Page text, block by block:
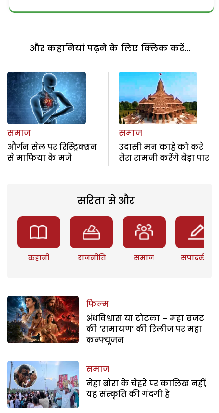
और कहानियां पढ़ने के लिए क्लिक करें...
समाज
और्गन सेल पर रिस्ट्रिक्शन
से माफिया के मजे
समाज
उदासी मन काहे को करे
तेरा रामजी करेंगे बेड़ा पार
सरिता से और
कहानी राजनीति समाज संपादकीय
फिल्म
अंधविश्वास या टोटका – महा बजट
की ‘रामायण’ की रिलीज पर महा
कन्फ्यूजन
समाज
नेहा बोरा के चेहरे पर कालिख नहीं,
यह संस्कृति की गंदगी है